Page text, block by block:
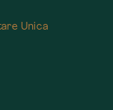
Unica